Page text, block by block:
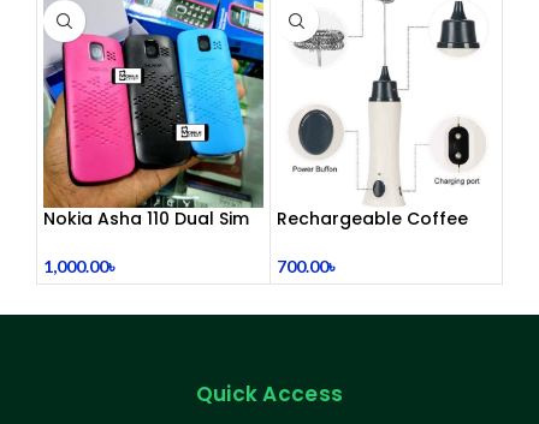
Nokia Asha 110 Dual Sim
1,000.00৳
Rechargeable Coffee
Foamer.
700.00৳
Quick Access